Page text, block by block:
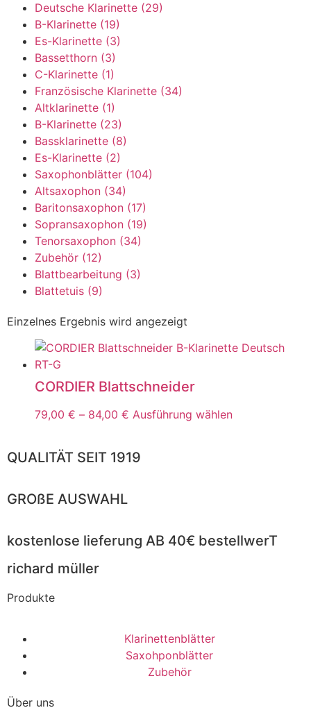
Deutsche Klarinette (29)
B-Klarinette (19)
Es-Klarinette (3)
Bassetthorn (3)
C-Klarinette (1)
Französische Klarinette (34)
Altklarinette (1)
B-Klarinette (23)
Bassklarinette (8)
Es-Klarinette (2)
Saxophonblätter (104)
Altsaxophon (34)
Baritonsaxophon (17)
Sopransaxophon (19)
Tenorsaxophon (34)
Zubehör (12)
Blattbearbeitung (3)
Blattetuis (9)
Einzelnes Ergebnis wird angezeigt
CORDIER Blattschneider
79,00 € – 84,00 € Ausführung wählen
QUALITÄT SEIT 1919
GROßE AUSWAHL
kostenlose lieferung AB 40€ bestellwerT
richard müller
Produkte
Klarinettenblätter
Saxohponblätter
Zubehör
Über uns